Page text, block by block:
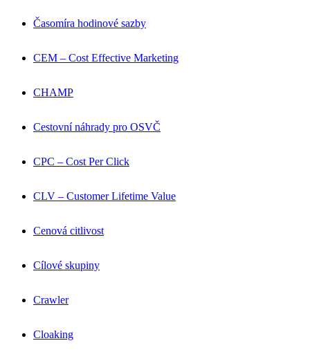
Časomíra hodinové sazby
CEM – Cost Effective Marketing
CHAMP
Cestovní náhrady pro OSVČ
CPC – Cost Per Click
CLV – Customer Lifetime Value
Cenová citlivost
Cílové skupiny
Crawler
Cloaking